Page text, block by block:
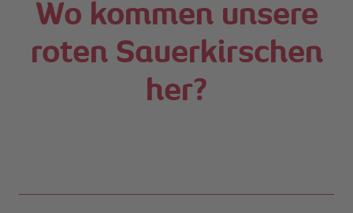
Wo kommen unsere
roten Sauerkirschen
her?